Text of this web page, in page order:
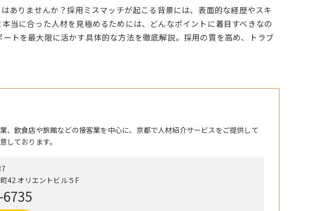
ありませんか？採用ミスマッチが起こる背景には、表面的な経歴やスキ
当に合った人材を見極めるためには、どんなポイントに着目すべきなの
トを最大限に活かす具体的な方法を徹底解説。採用の質を高め、トラブ
、飲食店や旅館などの接客業を中心に、京都で人材紹介サービスをご提供して
しております。
42 オリエントビル５F